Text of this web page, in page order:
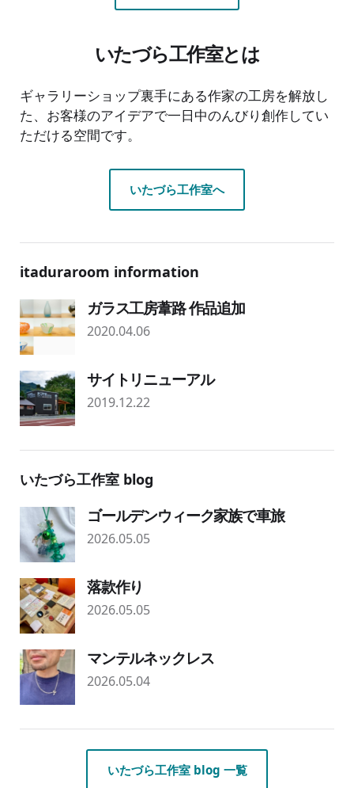
いたづら工作室とは
ギャラリーショップ裏手にある作家の工房を解放し
た、お客様のアイデアで一日中のんびり創作してい
ただける空間です。
いたづら工作室へ
itaduraroom information
ガラス工房葦路 作品追加
2020.04.06
サイトリニューアル
2019.12.22
いたづら工作室 blog
ゴールデンウィーク家族で車旅
2026.05.05
落款作り
2026.05.05
マンテルネックレス
2026.05.04
いたづら工作室 blog 一覧